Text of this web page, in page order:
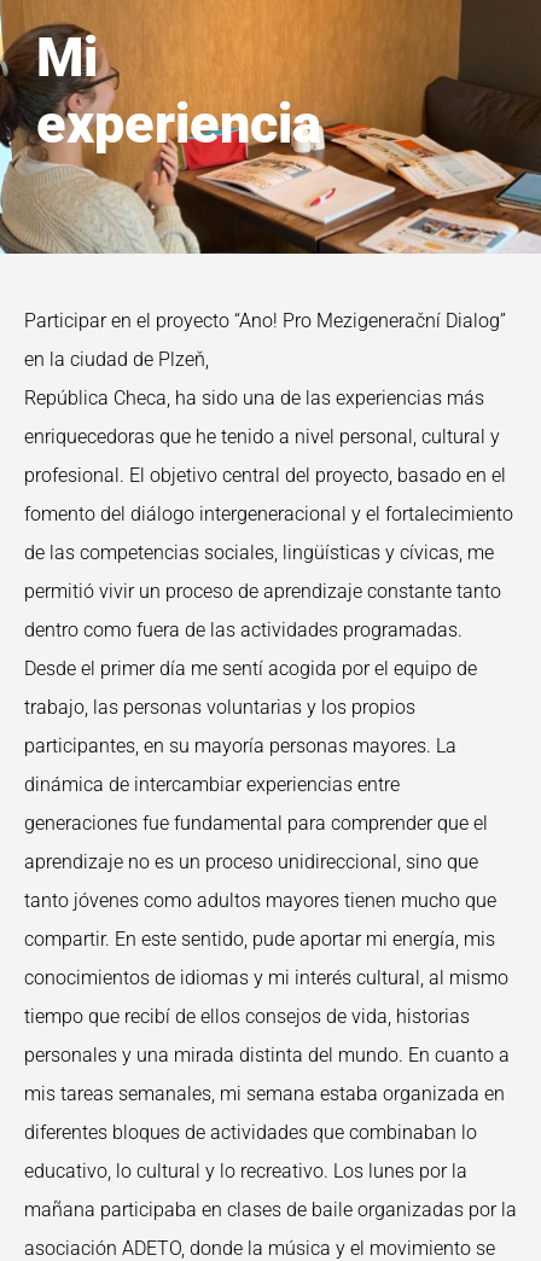
Mi
experiencia
Participar en el proyecto “Ano! Pro Mezigenerační Dialog”
en la ciudad de Plzeň,
República Checa, ha sido una de las experiencias más
enriquecedoras que he tenido a nivel personal, cultural y
profesional. El objetivo central del proyecto, basado en el
fomento del diálogo intergeneracional y el fortalecimiento
de las competencias sociales, lingüísticas y cívicas, me
permitió vivir un proceso de aprendizaje constante tanto
dentro como fuera de las actividades programadas.
Desde el primer día me sentí acogida por el equipo de
trabajo, las personas voluntarias y los propios
participantes, en su mayoría personas mayores. La
dinámica de intercambiar experiencias entre
generaciones fue fundamental para comprender que el
aprendizaje no es un proceso unidireccional, sino que
tanto jóvenes como adultos mayores tienen mucho que
compartir. En este sentido, pude aportar mi energía, mis
conocimientos de idiomas y mi interés cultural, al mismo
tiempo que recibí de ellos consejos de vida, historias
personales y una mirada distinta del mundo. En cuanto a
mis tareas semanales, mi semana estaba organizada en
diferentes bloques de actividades que combinaban lo
educativo, lo cultural y lo recreativo. Los lunes por la
mañana participaba en clases de baile organizadas por la
asociación ADETO, donde la música y el movimiento se